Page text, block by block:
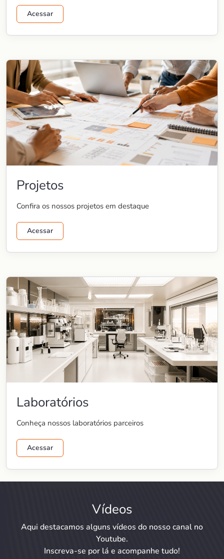
Acessar
Projetos
Confira os nossos projetos em destaque
Acessar
Laboratórios
Conheça nossos laboratórios parceiros
Acessar
Vídeos
Aqui destacamos alguns vídeos do nosso canal no
Youtube.
Inscreva-se por lá e acompanhe tudo!